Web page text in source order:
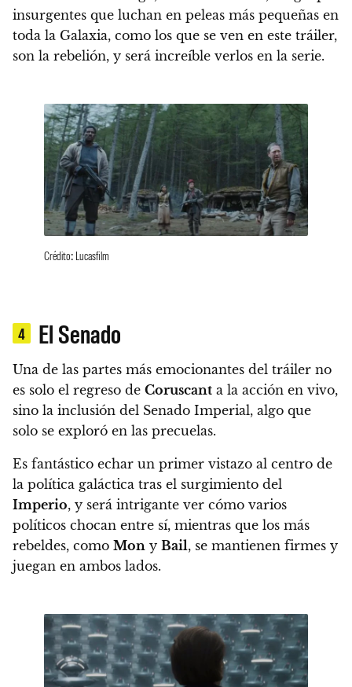
insurgentes que luchan en peleas más pequeñas en
toda la Galaxia, como los que se ven en este tráiler,
son la rebelión, y será increíble verlos en la serie.
Crédito: Lucasfilm
4 El Senado
Una de las partes más emocionantes del tráiler no
es solo el regreso de Coruscant a la acción en vivo,
sino la inclusión del Senado Imperial, algo que
solo se exploró en las precuelas.
Es fantástico echar un primer vistazo al centro de
la política galáctica tras el surgimiento del
Imperio, y será intrigante ver cómo varios
políticos chocan entre sí, mientras que los más
rebeldes, como Mon y Bail, se mantienen firmes y
juegan en ambos lados.